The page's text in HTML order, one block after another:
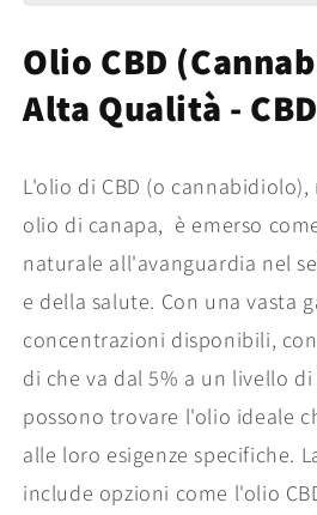
di
CBD
di
alla
di
CBD
di
alla
Olio CBD
Alta Qualità -
L'olio di CBD (o
olio di canapa, è emerso
naturale all'avanguardia nel
e della salute. Con una vasta
concentrazioni disponibili,
di che va dal 5% a un livello
possono trovare l'olio ideale
alle loro esigenze specifiche.
include opzioni come l'olio